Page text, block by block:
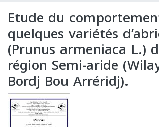
Etude du
quelques variétés
(Prunus armeniaca L.)
région Semi-aride
Bordj Bou Arréridj).